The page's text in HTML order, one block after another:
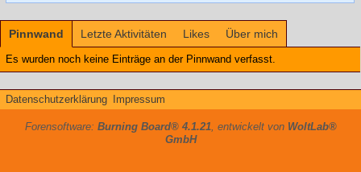
Pinnwand Letzte Aktivitäten Likes Über mich
Es wurden noch keine Einträge an der Pinnwand verfasst.
Datenschutzerklärung Impressum
Forensoftware: Burning Board® 4.1.21, entwickelt von WoltLab®
GmbH